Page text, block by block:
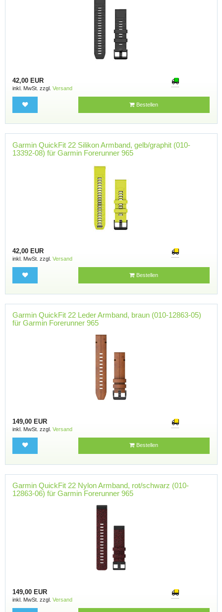
42,00 EUR
inkl. MwSt. zzgl. Versand
Bestellen
Garmin QuickFit 22 Silikon Armband, gelb/graphit (010-
13392-08) für Garmin Forerunner 965
42,00 EUR
inkl. MwSt. zzgl. Versand
Bestellen
Garmin QuickFit 22 Leder Armband, braun (010-12863-05)
für Garmin Forerunner 965
149,00 EUR
inkl. MwSt. zzgl. Versand
Bestellen
Garmin QuickFit 22 Nylon Armband, rot/schwarz (010-
12863-06) für Garmin Forerunner 965
149,00 EUR
inkl. MwSt. zzgl. Versand